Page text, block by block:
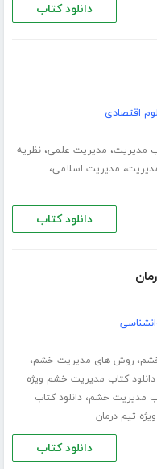
دانلود کتاب
اقتصادی
مدیریت، مدیریت علمی،نظریه
، مدیریت اسلامی،
دانلود کتاب
،روش های مدیریت خشم،
دانلود کتاب مدیریت خشم ویژه
مدیریت خشم،دانلود کتاب
تیم درمان
دانلود کتاب